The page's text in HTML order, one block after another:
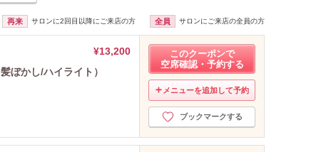
再来 サロンに2回目以降にご来店の方 全員 サロンにご来店の全員の方
¥13,200
ぼかし/ハイライト）
このクーポンで
空席確認・予約する
メニューを追加して予約
ブックマークする